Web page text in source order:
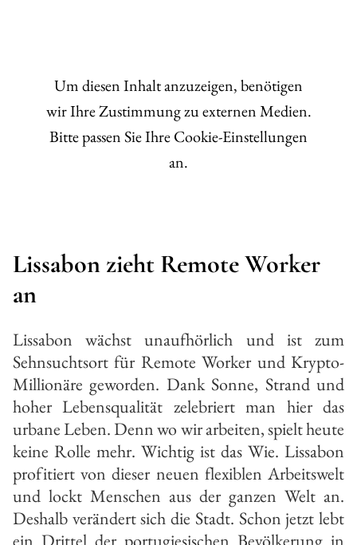
Um diesen Inhalt anzuzeigen, benötigen
wir Ihre Zustimmung zu externen Medien.
Bitte passen Sie Ihre Cookie-Einstellungen
an.
Lissabon zieht Remote Worker
an
Lissabon wächst unaufhörlich und ist zum
Sehnsuchtsort für Remote­ Worker und Krypto­-
Millionäre ge­worden. Dank Sonne, Strand und
hoher Lebensqualität zelebriert man hier das
urbane Leben. Denn wo wir arbeiten, spielt heute
keine Rolle mehr. Wichtig ist das Wie. Lissabon
profitiert von dieser neuen flexiblen Arbeitswelt
und lockt Menschen aus der ganzen Welt an.
Deshalb verändert sich die Stadt. Schon jetzt lebt